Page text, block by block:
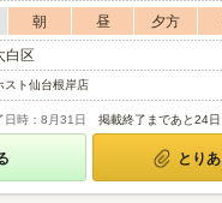
朝 昼 夕方
白区
スト仙台根岸店
日時：8月31日 掲載終了まであと24日
とり